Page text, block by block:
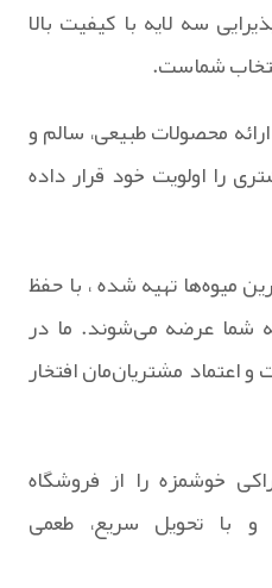
سه لایه با کیفیت بالا
شماست.
محصولات طبیعی، سالم و
را اولویت خود قرار داده
میوه‌ها تهیه شده ، با حفظ
شما عرضه می‌شوند. ما در
مشتریان‌مان افتخار
خوشمزه را از فروشگاه
با تحویل سریع، طعمی